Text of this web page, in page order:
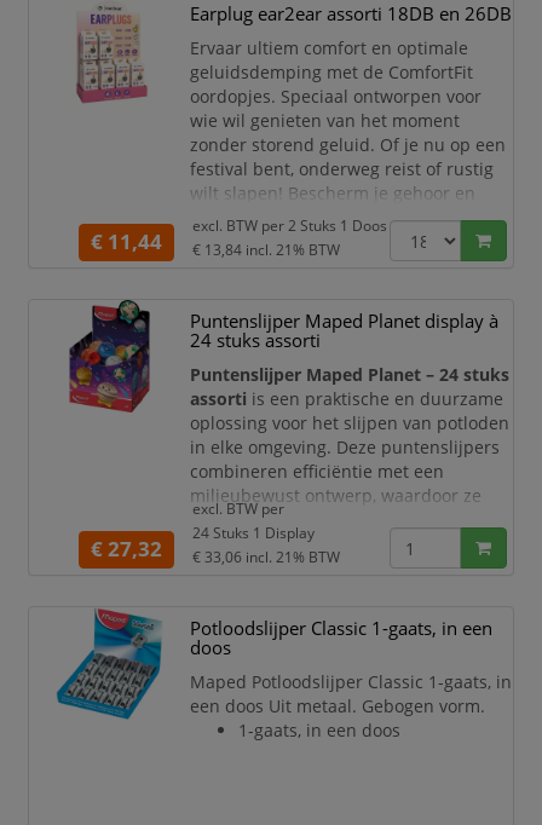
de kern breekt. Het compacte formaat
past in elke etui, terwijl het display van
20 stuks zorgt voor een overzichtelijke
Earplug ear2ear assorti 18DB en 26DB
Ervaar ultiem comfort en optimale
geluidsdemping met de ComfortFit
oordopjes. Speciaal ontworpen voor
wie wil genieten van het moment
zonder storend geluid. Of je nu op een
festival bent, onderweg reist of rustig
wilt slapen! Bescherm je gehoor en
geniet van rust wanneer jij dat wilt.
Specificaties:
gebruik
Inclusief handige travel case –
Compact en eenvoudig mee te
nemen
3
€ 11,44
excl. BTW per 2 Stuks 1 Doos
€ 13,84 incl. 21% BTW
Puntenslijper Maped Planet display à
24 stuks assorti
Puntenslijper Maped Planet – 24 stuks
assorti is een praktische en duurzame
oplossing voor het slijpen van potloden
in elke omgeving. Deze puntenslijpers
combineren efficiëntie met een
milieubewust ontwerp, waardoor ze
ideaal zijn voor gebruik op school, thuis
of op kantoor.
duurzaamheid en functionaliteit. Ze
zorgen voor een scherp en nauwkeurig
punt, waardoor schrijven en tekenen
€ 27,32
excl. BTW per
24 Stuks 1 Display
€ 33,06 incl. 21% BTW
Potloodslijper Classic 1-gaats, in een
doos
Maped Potloodslijper Classic 1-gaats, in
een doos Uit metaal. Gebogen vorm.
1-gaats, in een doos